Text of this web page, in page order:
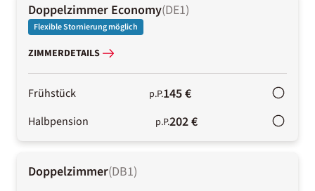
Doppelzimmer Economy(DE1)
Flexible Stornierung möglich
ZIMMERDETAILS
Frühstück p.P.145 €
Halbpension p.P.202 €
Doppelzimmer(DB1)